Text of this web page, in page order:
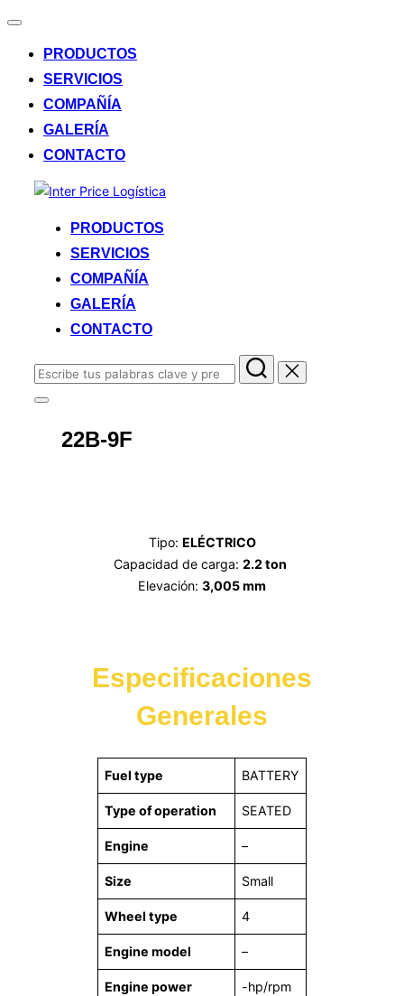
Alternar
navegación
PRODUCTOS
SERVICIOS
COMPAÑÍA
GALERÍA
CONTACTO
Saltar
contenido
PRODUCTOS
SERVICIOS
COMPAÑÍA
GALERÍA
CONTACTO
Buscar:
Alternar
barra
lateral22B-9F
Tipo: ELÉCTRICO
Capacidad de carga: 2.2 ton
Elevación: 3,005 mm
Especificaciones
Generales
Fuel type BATTERY
Type of operation SEATED
Engine –
Size Small
Wheel type 4
Engine model –
Engine power -hp/rpm